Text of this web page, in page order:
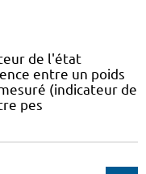
de l'état
entre un poids
(indicateur de
pes